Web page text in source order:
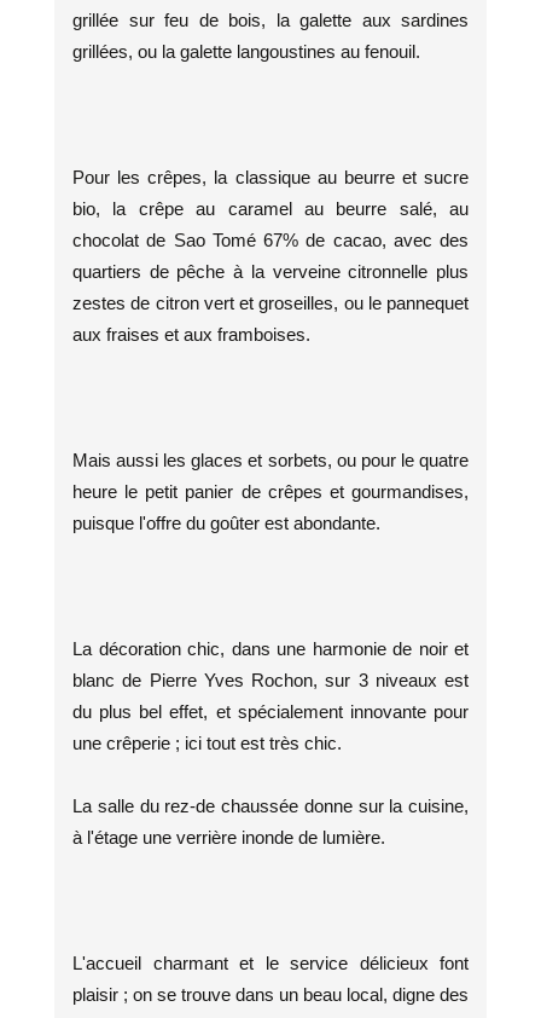
grillée sur feu de bois, la galette aux sardines
grillées, ou la galette langoustines au fenouil.
Pour les crêpes, la classique au beurre et sucre
bio, la crêpe au caramel au beurre salé, au
chocolat de Sao Tomé 67% de cacao, avec des
quartiers de pêche à la verveine citronnelle plus
zestes de citron vert et groseilles, ou le pannequet
aux fraises et aux framboises.
Mais aussi les glaces et sorbets, ou pour le quatre
heure le petit panier de crêpes et gourmandises,
puisque l'offre du goûter est abondante.
La décoration chic, dans une harmonie de noir et
blanc de Pierre Yves Rochon, sur 3 niveaux est
du plus bel effet, et spécialement innovante pour
une crêperie ; ici tout est très chic.
La salle du rez-de chaussée donne sur la cuisine,
à l'étage une verrière inonde de lumière.
L'accueil charmant et le service délicieux font
plaisir ; on se trouve dans un beau local, digne des